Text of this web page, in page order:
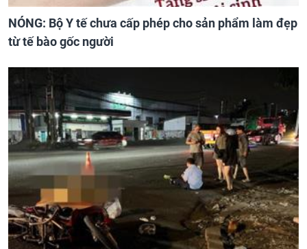
NÓNG: Bộ Y tế chưa cấp phép cho sản phẩm làm đẹp
từ tế bào gốc người